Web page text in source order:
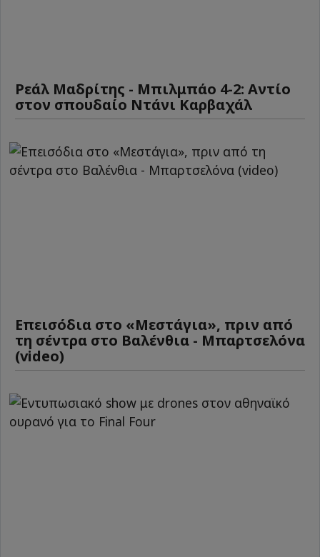
Ρεάλ Μαδρίτης - Μπιλμπάο 4-2: Αντίο
στον σπουδαίο Ντάνι Καρβαχάλ
Επεισόδια στο «Μεστάγια», πριν από
τη σέντρα στο Βαλένθια - Μπαρτσελόνα
(video)